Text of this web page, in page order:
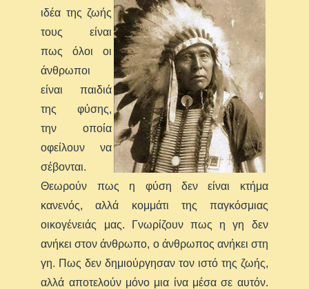
ιδέα της ζωής
τους είναι
πως όλοι οι
άνθρωποι
είναι παιδιά
της φύσης,
την οποία
οφείλουν να
σέβονται.
Θεωρούν πως η φύση δεν είναι κτήμα
κανενός, αλλά κομμάτι της παγκόσμιας
οικογένειάς μας. Γνωρίζουν πως η γη δεν
ανήκει στον άνθρωπο, ο άνθρωπος ανήκει στη
γη. Πως δεν δημιούργησαν τον ιστό της ζωής,
αλλά αποτελούν μόνο μια ίνα μέσα σε αυτόν.